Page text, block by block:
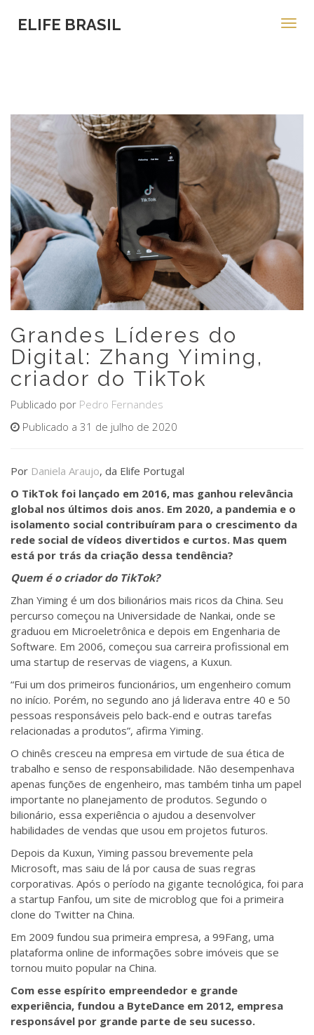
ELIFE BRASIL
Grandes Líderes do
Digital: Zhang Yiming,
criador do TikTok
Publicado por Pedro Fernandes
Publicado a 31 de julho de 2020
Por Daniela Araujo, da Elife Portugal
O TikTok foi lançado em 2016, mas ganhou relevância
global nos últimos dois anos. Em 2020, a pandemia e o
isolamento social contribuíram para o crescimento da
rede social de vídeos divertidos e curtos. Mas quem
está por trás da criação dessa tendência?
Quem é o criador do TikTok?
Zhan Yiming é um dos bilionários mais ricos da China. Seu
percurso começou na Universidade de Nankai, onde se
graduou em Microeletrônica e depois em Engenharia de
Software. Em 2006, começou sua carreira profissional em
uma startup de reservas de viagens, a Kuxun.
“Fui um dos primeiros funcionários, um engenheiro comum
no início. Porém, no segundo ano já liderava entre 40 e 50
pessoas responsáveis pelo back-end e outras tarefas
relacionadas a produtos”, afirma Yiming.
O chinês cresceu na empresa em virtude de sua ética de
trabalho e senso de responsabilidade. Não desempenhava
apenas funções de engenheiro, mas também tinha um papel
importante no planejamento de produtos. Segundo o
bilionário, essa experiência o ajudou a desenvolver
habilidades de vendas que usou em projetos futuros.
Depois da Kuxun, Yiming passou brevemente pela
Microsoft, mas saiu de lá por causa de suas regras
corporativas. Após o período na gigante tecnológica, foi para
a startup Fanfou, um site de microblog que foi a primeira
clone do Twitter na China.
Em 2009 fundou sua primeira empresa, a 99Fang, uma
plataforma online de informações sobre imóveis que se
tornou muito popular na China.
Com esse espírito empreendedor e grande
experiência, fundou a ByteDance em 2012, empresa
responsável por grande parte de seu sucesso.